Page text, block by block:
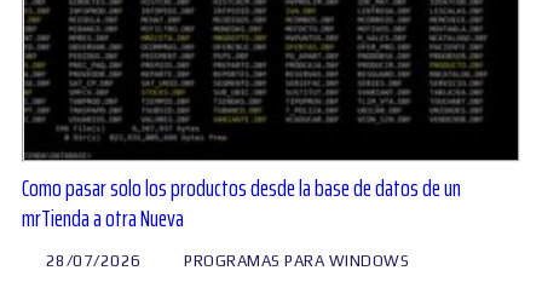
Como pasar solo los productos desde la base de datos de un
mrTienda a otra Nueva
28/07/2026 PROGRAMAS PARA WINDOWS